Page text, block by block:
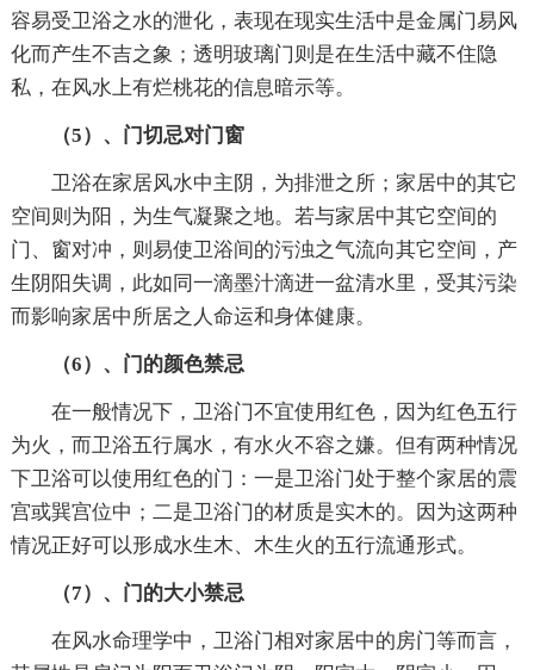
容易受卫浴之水的泄化，表现在现实生活中是金属门易风
化而产生不吉之象；透明玻璃门则是在生活中藏不住隐
私，在风水上有烂桃花的信息暗示等。
（5）、门切忌对门窗
卫浴在家居风水中主阴，为排泄之所；家居中的其它
空间则为阳，为生气凝聚之地。若与家居中其它空间的
门、窗对冲，则易使卫浴间的污浊之气流向其它空间，产
生阴阳失调，此如同一滴墨汁滴进一盆清水里，受其污染
而影响家居中所居之人命运和身体健康。
（6）、门的颜色禁忌
在一般情况下，卫浴门不宜使用红色，因为红色五行
为火，而卫浴五行属水，有水火不容之嫌。但有两种情况
下卫浴可以使用红色的门：一是卫浴门处于整个家居的震
宫或巽宫位中；二是卫浴门的材质是实木的。因为这两种
情况正好可以形成水生木、木生火的五行流通形式。
（7）、门的大小禁忌
在风水命理学中，卫浴门相对家居中的房门等而言，